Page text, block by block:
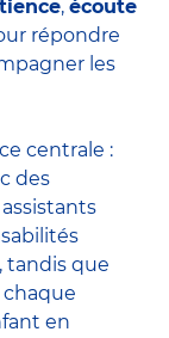
, écoute
répondre
les
centrale :
des
tandis que
chaque
en